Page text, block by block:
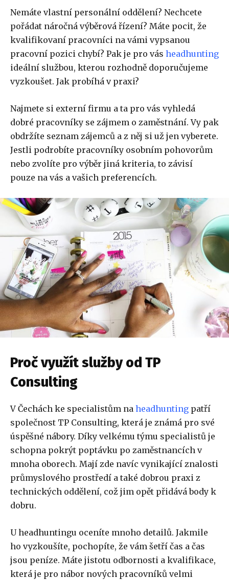
Nemáte vlastní personální oddělení? Nechcete
pořádat náročná výběrová řízení? Máte pocit, že
kvalifikovaní pracovníci na vámi vypsanou
pracovní pozici chybí? Pak je pro vás headhunting
ideální službou, kterou rozhodně doporučujeme
vyzkoušet. Jak probíhá v praxi?
Najmete si externí firmu a ta pro vás vyhledá
dobré pracovníky se zájmem o zaměstnání. Vy pak
obdržíte seznam zájemců a z něj si už jen vyberete.
Jestli podrobíte pracovníky osobním pohovorům
nebo zvolíte pro výběr jiná kriteria, to závisí
pouze na vás a vašich preferencích.
Proč využít služby od TP
Consulting
V Čechách ke specialistům na headhunting patří
společnost TP Consulting, která je známá pro své
úspěšné nábory. Díky velkému týmu specialistů je
schopna pokrýt poptávku po zaměstnancích v
mnoha oborech. Mají zde navíc vynikající znalosti
průmyslového prostředí a také dobrou praxi z
technických oddělení, což jim opět přidává body k
dobru.
U headhuntingu oceníte mnoho detailů. Jakmile
ho vyzkoušíte, pochopíte, že vám šetří čas a čas
jsou peníze. Máte jistotu odbornosti a kvalifikace,
která je pro nábor nových pracovníků velmi